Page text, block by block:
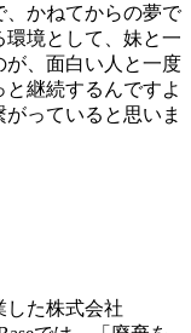
、かねてからの夢で
境として、妹と一
が、面白い人と一度
継続するんですよ
っていると思いま
した株式会社